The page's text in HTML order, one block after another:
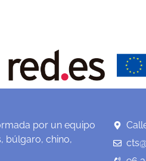
por un equipo
búlgaro, chino,